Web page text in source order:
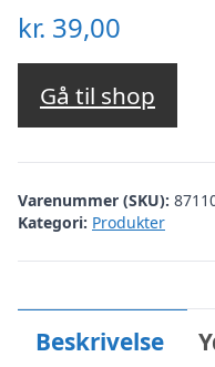
kr. 39,00
Gå til shop
Varenummer (SKU):
Kategori: Produkter
Beskrivelse